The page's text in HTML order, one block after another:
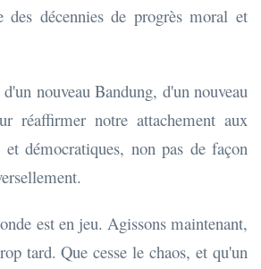
des décennies de progrès moral et
nouveau Bandung, d'un nouveau
réaffirmer notre attachement aux
et démocratiques, non pas de façon
est en jeu. Agissons maintenant,
tard. Que cesse le chaos, et qu'un